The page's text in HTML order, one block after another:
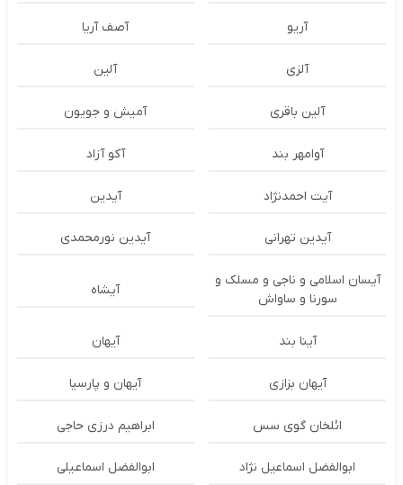
آریو آصف آریا
آلزی آلین
آلین باقری آمیش و جویون
آوامهر بند آکو آزاد
آیت احمدنژاد آیدین
آیدین تهرانی آیدین نورمحمدی
آیسان اسلامی و ناجی و مسلک و
سورنا و ساواش
آیشاه
آینا بند آیهان
آیهان بزازی آیهان و پارسیا
ائلخان گوی سس ابراهیم درزی حاجی
ابوالفضل اسماعیل نژاد ابوالفضل اسماعیلی